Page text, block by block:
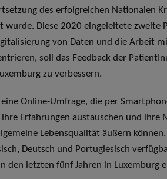
des erfolgreichen Nationalen
wurde. Diese 2020 eingeleitete zweite
von Daten und die Arbeit
soll das Feedback der
zu verbessern.
eine Online-Umfrage, die per
Erfahrungen austauschen und
Lebensqualität äußern
Deutsch und Portugiesisch
den letzten fünf Jahren in Luxemburg